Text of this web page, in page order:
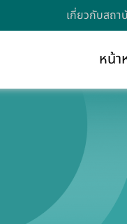
เกี่ยวกับสถา
หน้า